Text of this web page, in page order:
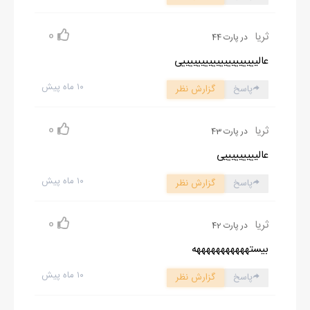
جواب داد: پس من میام بالا!
ترسیده چشم‌هام رو گرد‌ کردم و به حرکاتش خیره شدم که از جاش بلند
شد و همون‌طور که خودش رو می‌تکوند به سمت در خونه‌امون راه
افتاد و گفت: از همین جا بیام بالا دیگه؟
حرصی دستم رو جلو گرفتم و همون‌طور که سعی می‌کردم خرش کنم لب
زدم: تو پسره خوبی هستی این کار رو نمی‌کنی!
لبخند شیطونی تحویلم داد و از شیر گاز آویزون شد و بدجنس گفت:
من خیلی‌ام پسر بدی‌ام و این کار رو هم انجام میدم!
اونم بازور خودش رو بالا کشید و لبه‌ی دیوار نشست و با نیش باز
نگاهم کرد که حرصی از پله‌ها پایین اومد و غریدم: برگرد تو کوچه!
معراج کله خر بازی در نیار نیما تو هال خوابیده.
توجه‌ای به حرفم نکرد و آروم از دیوار آویزون شد که همزمان با
ثریا در پارت 44 0
عالییییییییییییییییییییی
۱۰ ماه پیش پاسخ گزارش نظر
ثریا در پارت 43 0
عالیییییییییی
۱۰ ماه پیش پاسخ گزارش نظر
ثریا در پارت 42 0
بیستهههههههههههه
۱۰ ماه پیش پاسخ گزارش نظر